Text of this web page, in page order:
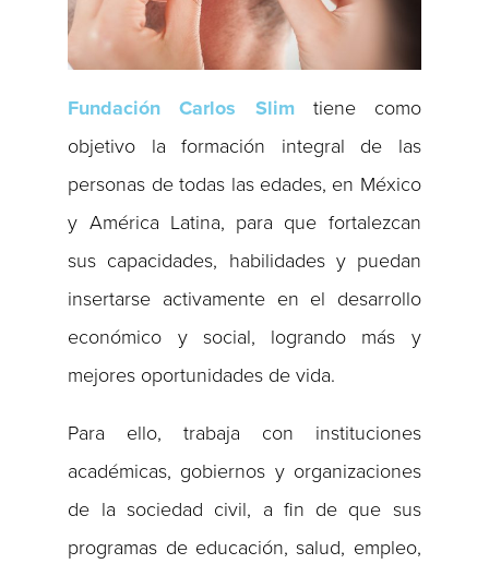
Fundación Carlos Slimtiene como
objetivo la formación integral de las
personas de todas las edades, en México
y América Latina, para que fortalezcan
sus capacidades, habilidades y puedan
insertarse activamente en el desarrollo
económico y social, logrando más y
mejores oportunidades de vida.
Para ello, trabaja con instituciones
académicas, gobiernos y organizaciones
de la sociedad civil, a fin de que sus
programas de educación, salud, empleo,